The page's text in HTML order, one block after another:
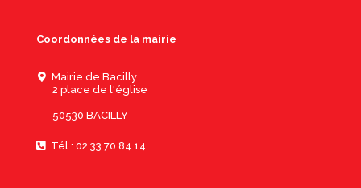
Coordonnées de la mairie
Mairie de Bacilly
2 place de l'église
50530 BACILLY
Tél : 02 33 70 84 14